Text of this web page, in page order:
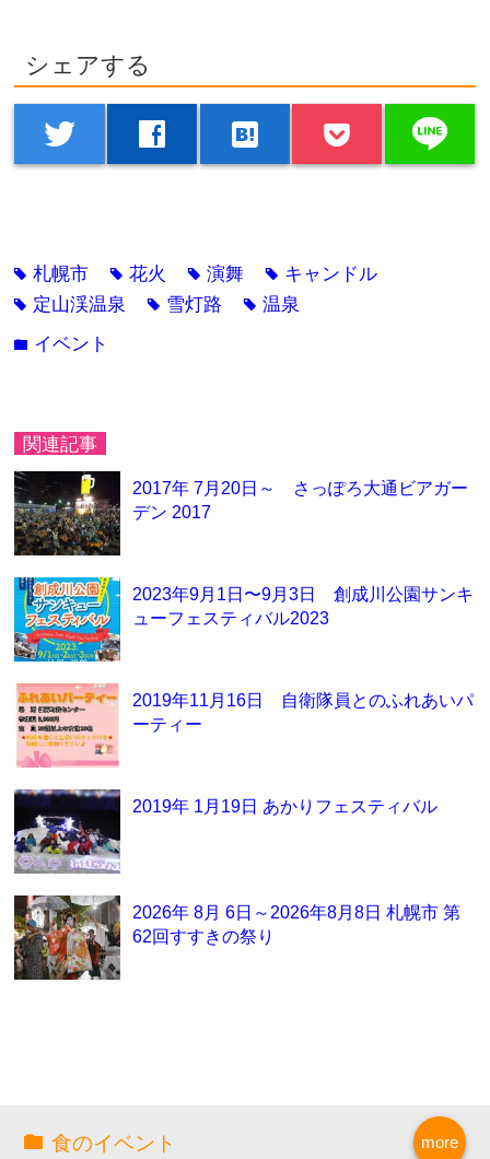
シェアする
twitter facebook hatenabookmark line
tag札幌市 tag花火 tag演舞 tag キャンドル
tag 定山渓温泉 tag 雪灯路 tag温泉
folder イベント
関連記事
2017年 7月20日～ さっぽろ大通ビアガー
デン 2017
2023年9月1日〜9月3日 創成川公園サンキ
ューフェスティバル2023
2019年11月16日 自衛隊員とのふれあいパ
ーティー
2019年 1月19日 あかりフェスティバル
2026年 8月 6日～2026年8月8日 札幌市 第
62回すすきの祭り
more
食のイベント